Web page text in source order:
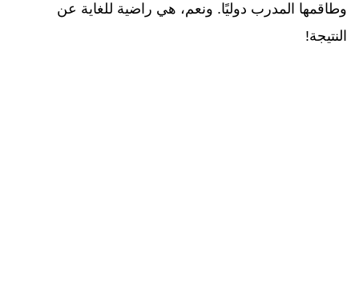
وطاقمها المدرب دوليًا. ونعم، هي راضية للغاية عن
النتيجة!